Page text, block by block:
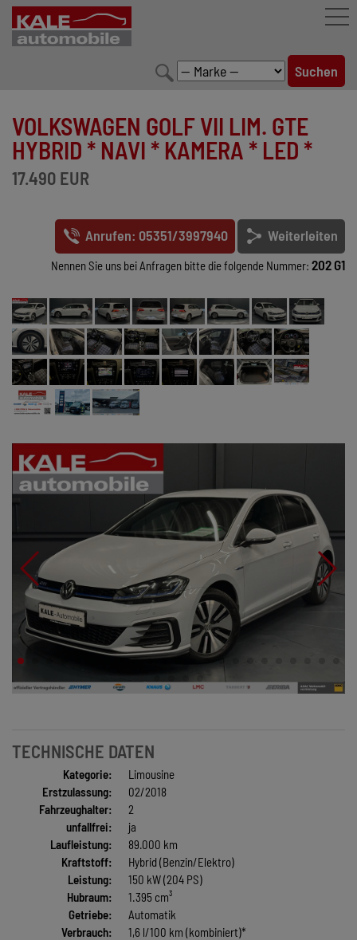
LEISTUNGEN
KONFIGURATOR
UNTERNEHMEN
VOLKSWAGEN GOLF VII LIM. GTE
HYBRID * NAVI * KAMERA * LED *
17.490 EUR
Anrufen: 05351/3997940 Weiterleiten
Nennen Sie uns bei Anfragen bitte die folgende Nummer: 202 G1
TECHNISCHE DATEN
Kategorie:
Limousine
Erstzulassung:
02/2018
Fahrzeughalter:
2
unfallfrei:
ja
Laufleistung:
89.000 km
Kraftstoff:
Hybrid (Benzin/Elektro)
Leistung:
150 kW (204 PS)
Hubraum:
1.395 cm³
Getriebe:
Automatik
Verbrauch:
1,6 l/100 km (kombiniert)*